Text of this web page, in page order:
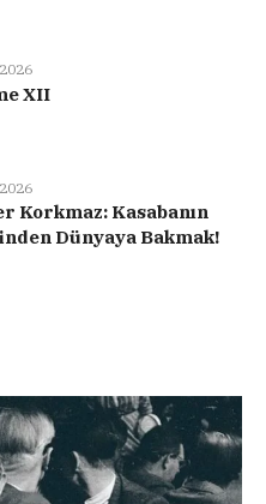
XII
Korkmaz: Kasabanın
Dünyaya Bakmak!